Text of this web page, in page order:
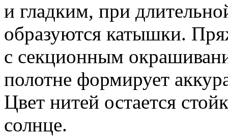
и гладким, при
образуются катышки.
с секционным
полотне формирует
Цвет нитей остается
солнце.